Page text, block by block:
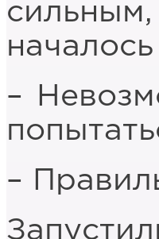
–
–